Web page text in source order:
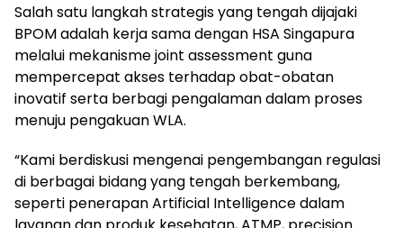
Salah satu langkah strategis yang tengah dijajaki
BPOM adalah kerja sama dengan HSA Singapura
melalui mekanisme joint assessment guna
mempercepat akses terhadap obat-obatan
inovatif serta berbagi pengalaman dalam proses
menuju pengakuan WLA.
“Kami berdiskusi mengenai pengembangan regulasi
di berbagai bidang yang tengah berkembang,
seperti penerapan Artificial Intelligence dalam